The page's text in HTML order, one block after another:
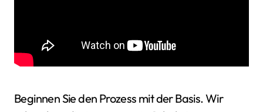
Beginnen Sie den Prozess mit der Basis. Wir